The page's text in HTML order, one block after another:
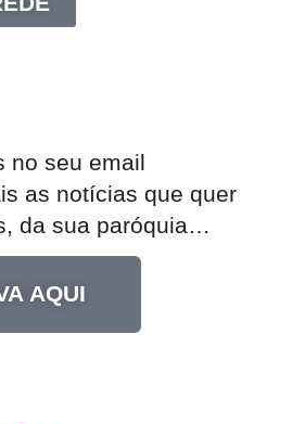
no seu email​
as notícias que quer
da sua paróquia…
AQUI